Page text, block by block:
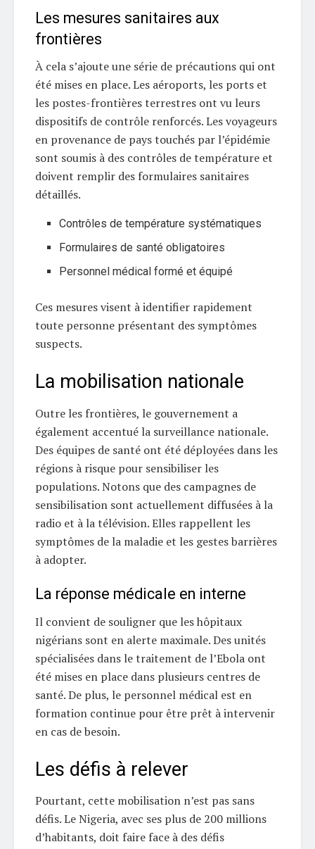
Les mesures sanitaires aux
frontières
À cela s’ajoute une série de précautions qui ont
été mises en place. Les aéroports, les ports et
les postes-frontières terrestres ont vu leurs
dispositifs de contrôle renforcés. Les voyageurs
en provenance de pays touchés par l’épidémie
sont soumis à des contrôles de température et
doivent remplir des formulaires sanitaires
détaillés.
Contrôles de température systématiques
Formulaires de santé obligatoires
Personnel médical formé et équipé
Ces mesures visent à identifier rapidement
toute personne présentant des symptômes
suspects.
La mobilisation nationale
Outre les frontières, le gouvernement a
également accentué la surveillance nationale.
Des équipes de santé ont été déployées dans les
régions à risque pour sensibiliser les
populations. Notons que des campagnes de
sensibilisation sont actuellement diffusées à la
radio et à la télévision. Elles rappellent les
symptômes de la maladie et les gestes barrières
à adopter.
La réponse médicale en interne
Il convient de souligner que les hôpitaux
nigérians sont en alerte maximale. Des unités
spécialisées dans le traitement de l’Ebola ont
été mises en place dans plusieurs centres de
santé. De plus, le personnel médical est en
formation continue pour être prêt à intervenir
en cas de besoin.
Les défis à relever
Pourtant, cette mobilisation n’est pas sans
défis. Le Nigeria, avec ses plus de 200 millions
d’habitants, doit faire face à des défis